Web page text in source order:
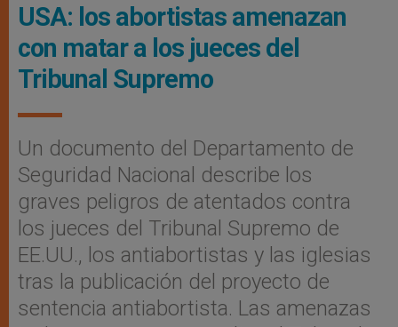
USA: los abortistas amenazan
con matar a los jueces del
Tribunal Supremo
Un documento del Departamento de
Seguridad Nacional describe los
graves peligros de atentados contra
los jueces del Tribunal Supremo de
EE.UU., los antiabortistas y las iglesias
tras la publicación del proyecto de
sentencia antiabortista. Las amenazas